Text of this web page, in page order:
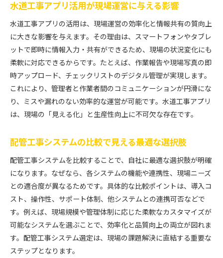
水道工事アプリ活用が現場運営に与える影響
水道工事アプリの活用は、現場運営の効率化と情報共有の質向上
に大きな影響を与えます。その理由は、スマートフォンやタブレ
ットで即時に情報入力・共有ができるため、現場の状況変化にも
柔軟に対応できるからです。たとえば、作業報告や現場写真の即
時アップロード、チェックリストのデジタル管理が実現します。
これにより、管理者と作業者間のコミュニケーションが円滑にな
り、ミスや漏れのない効率的な運営が可能です。水道工事アプリ
は、現場の「見える化」と生産性向上に不可欠な存在です。
配管工事システムの比較で見える最適な選択肢
配管工事システムを比較することで、自社に最適な選択肢が明確
になります。なぜなら、各システムの機能や連携性、現場ニーズ
との適合度が異なるためです。具体的な比較ポイントは、導入コ
スト、操作性、サポート体制、他システムとの連携可否などで
す。例えば、現場規模や管理体制に応じた柔軟なカスタマイズが
可能なシステムを選ぶことで、効率化と品質向上の両立が図れま
す。配管工事システム選定は、現場の課題解決に直結する重要な
ステップとなります。